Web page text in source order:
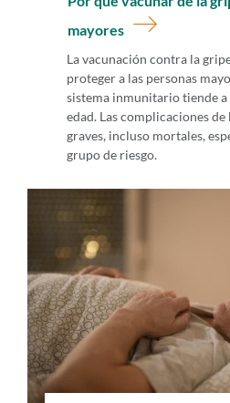
mayores
La vacunación contra la
proteger a las personas
sistema inmunitario tiende
edad. Las complicaciones
graves, incluso mortales,
grupo de riesgo.